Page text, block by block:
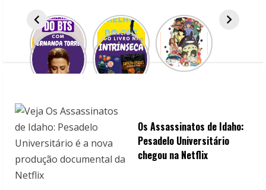
n
g
Os Assassinatos de Idaho:
Pesadelo Universitário
chegou na Netflix